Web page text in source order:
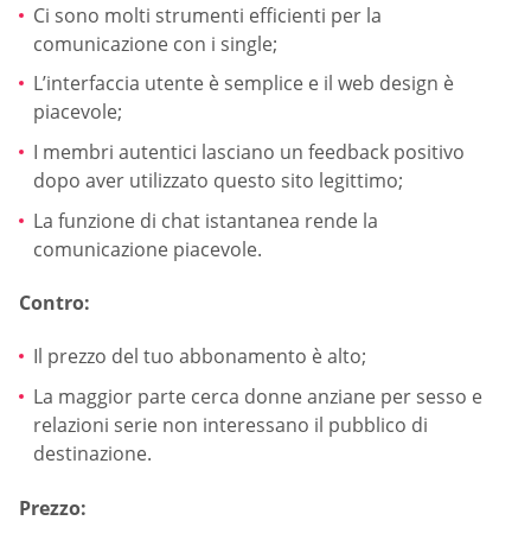
Ci sono molti strumenti efficienti per la
comunicazione con i single;
L’interfaccia utente è semplice e il web design è
piacevole;
I membri autentici lasciano un feedback positivo
dopo aver utilizzato questo sito legittimo;
La funzione di chat istantanea rende la
comunicazione piacevole.
Contro:
Il prezzo del tuo abbonamento è alto;
La maggior parte cerca donne anziane per sesso e
relazioni serie non interessano il pubblico di
destinazione.
Prezzo: